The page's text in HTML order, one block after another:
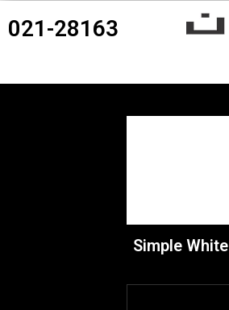
021-28163
Simple White